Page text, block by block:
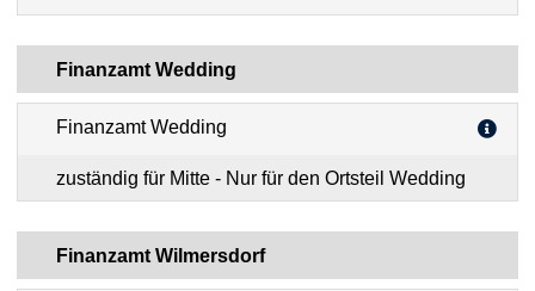
Finanzamt Wedding
Finanzamt Wedding
zuständig für Mitte - Nur für den Ortsteil Wedding
Finanzamt Wilmersdorf